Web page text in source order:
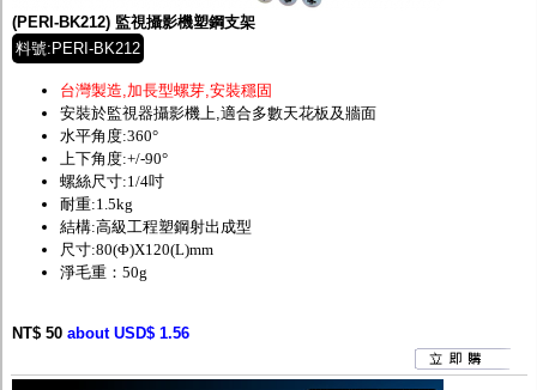
(PERI-BK212) 監視攝影機塑鋼支架
料號:PERI-BK212
台灣製造,加長型螺芽,安裝穩固
安裝於監視器攝影機上,適合多數天花板及牆面
水平角度:360°
上下角度:+/-90°
螺絲尺寸:1/4吋
耐重:1.5kg
結構:高級工程塑鋼射出成型
尺寸:80(Φ)X120(L)mm
淨毛重：50g
NT$ 50 about USD$ 1.56